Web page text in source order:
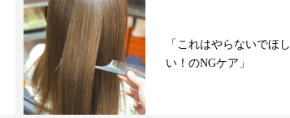
「これはやらないでほし
い！のNGケア」